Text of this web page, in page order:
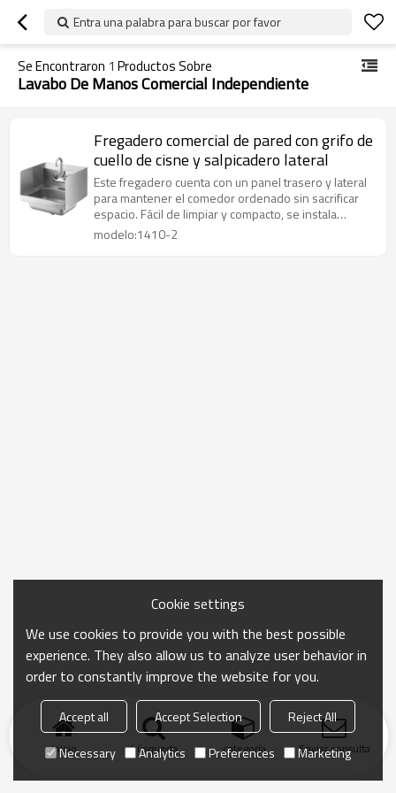
Entra una palabra para buscar por favor
Se Encontraron 1 Productos Sobre
Lavabo De Manos Comercial Independiente
Fregadero comercial de pared con grifo de
cuello de cisne y salpicadero lateral
Este fregadero cuenta con un panel trasero y lateral
para mantener el comedor ordenado sin sacrificar
espacio. Fácil de limpiar y compacto, se instala
fácilmente en espacios reducidos y se fija
modelo:1410-2
Inicio búsqueda categoría Enviar consulta
Cookie settings
We use cookies to provide you with the best possible
experience. They also allow us to analyze user behavior in
order to constantly improve the website for you.
Accept all Accept Selection
Reject All
Necessary
Analytics Preferences Marketing